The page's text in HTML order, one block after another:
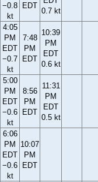
−0.8
kt
EDT
0.7 kt
4:05
PM
EDT
−0.7
kt
7:48
PM
EDT
10:39
PM
EDT
0.6 kt
5:00
PM
EDT
−0.6
kt
8:56
PM
EDT
11:31
PM
EDT
0.5 kt
6:06
PM
EDT
−0.6
kt
10:07
PM
EDT